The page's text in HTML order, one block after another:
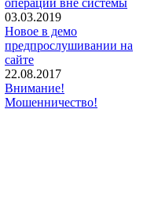
операции вне системы
03.03.2019
Новое в демо
предпрослушивании на
сайте
22.08.2017
Внимание!
Мошенничество!